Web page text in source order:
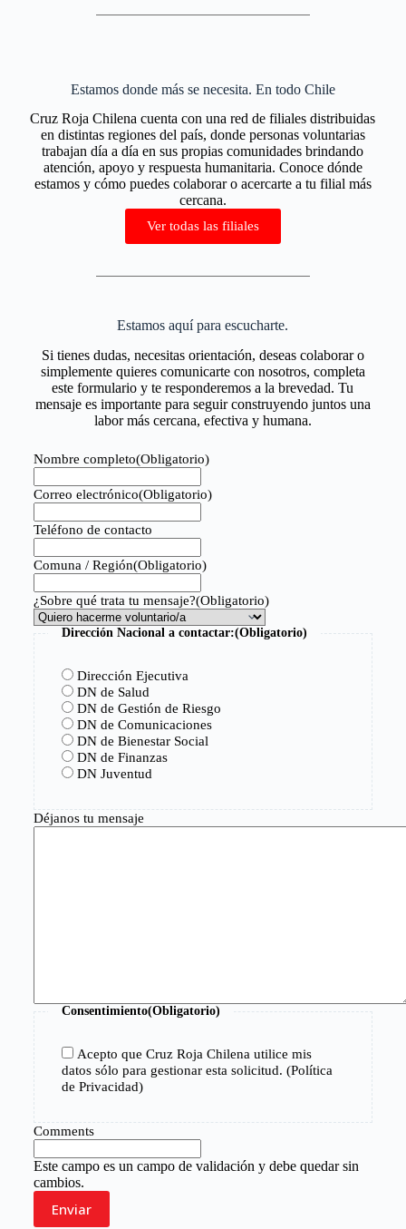
Estamos donde más se necesita. En todo Chile
Cruz Roja Chilena cuenta con una red de filiales distribuidas
en distintas regiones del país, donde personas voluntarias
trabajan día a día en sus propias comunidades brindando
atención, apoyo y respuesta humanitaria. Conoce dónde
estamos y cómo puedes colaborar o acercarte a tu filial más
cercana.
Ver todas las filiales
Estamos aquí para escucharte.
Si tienes dudas, necesitas orientación, deseas colaborar o
simplemente quieres comunicarte con nosotros, completa
este formulario y te responderemos a la brevedad. Tu
mensaje es importante para seguir construyendo juntos una
labor más cercana, efectiva y humana.
Nombre completo(Obligatorio)
Correo electrónico(Obligatorio)
Teléfono de contacto
Comuna / Región(Obligatorio)
¿Sobre qué trata tu mensaje?(Obligatorio)
Dirección Nacional a contactar:(Obligatorio)
Dirección Ejecutiva
DN de Salud
DN de Gestión de Riesgo
DN de Comunicaciones
DN de Bienestar Social
DN de Finanzas
DN Juventud
Déjanos tu mensaje
Consentimiento(Obligatorio)
Acepto que Cruz Roja Chilena utilice mis
datos sólo para gestionar esta solicitud. (Política
de Privacidad)
Comments
Este campo es un campo de validación y debe quedar sin
cambios.